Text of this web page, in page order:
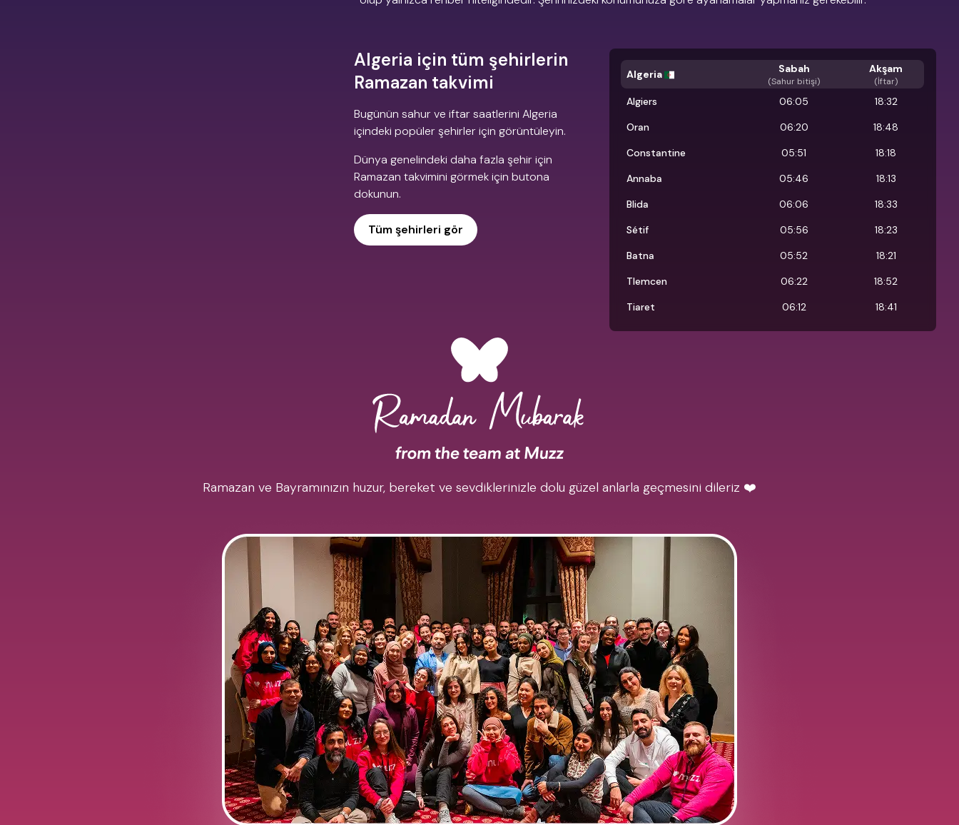
Algeria için tüm şehirlerin
Ramazan takvimi
Bugünün sahur ve iftar saatlerini Algeria
içindeki popüler şehirler için görüntüleyin.
Dünya genelindeki daha fazla şehir için
Ramazan takvimini görmek için butona
dokunun.
Tüm şehirleri gör
Algeria Sabah
(Sahur bitişi)
Akşam
(İftar)
Algiers 06:05
18:32
Oran
06:20
18:48
Constantine
05:51
18:18
Annaba
05:46
18:13
Blida
06:06
18:33
Sétif
05:56
18:23
Batna
05:52
18:21
Tlemcen
06:22
18:52
Tiaret
06:12 18:41
Ramazan ve Bayramınızın huzur, bereket ve sevdiklerinizle dolu güzel anlarla geçmesini dileriz ❤️